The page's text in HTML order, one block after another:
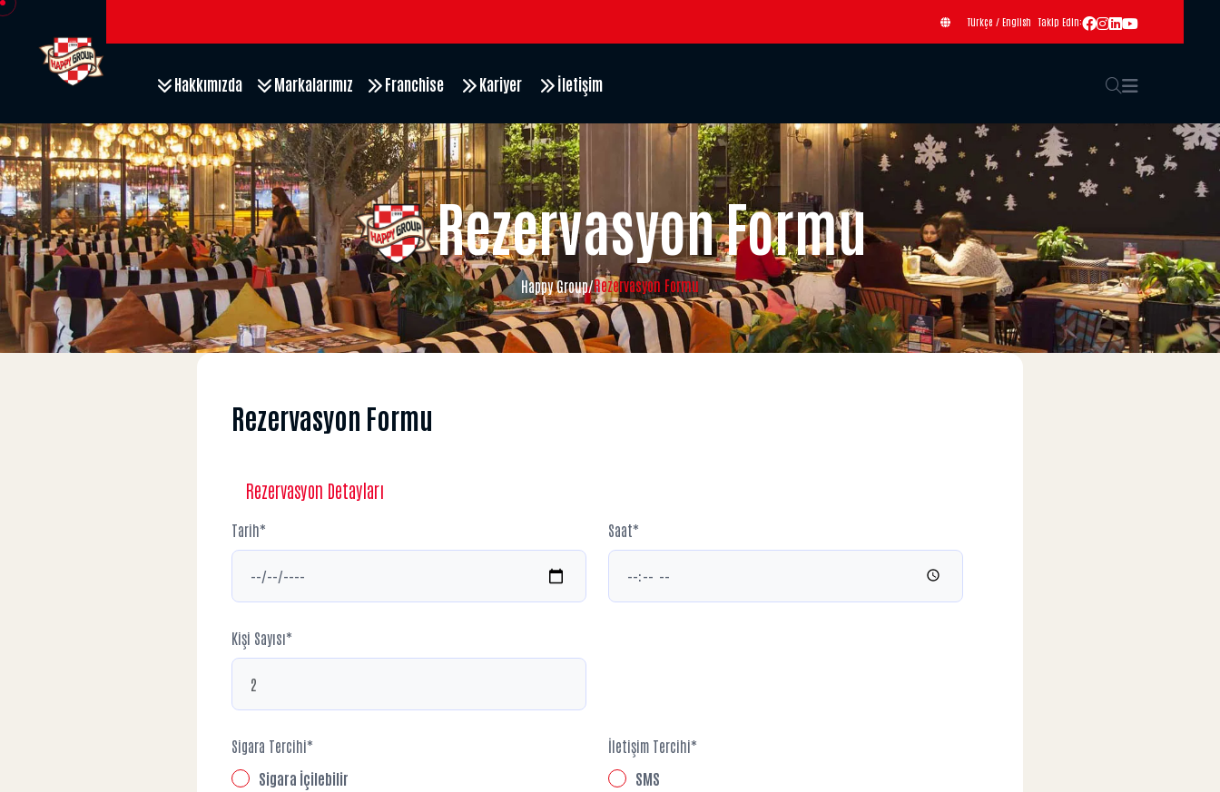
Türkçe / English Takip Edin:
Hakkımızda Markalarımız Franchise Kariyer İletişim
Rezervasyon Formu
Happy Group/Rezervasyon Formu
Rezervasyon Formu
Rezervasyon Detayları
Tarih* Saat*
Kişi Sayısı*
Sigara Tercihi*
Sigara İçilebilir
İletişim Tercihi*
SMS